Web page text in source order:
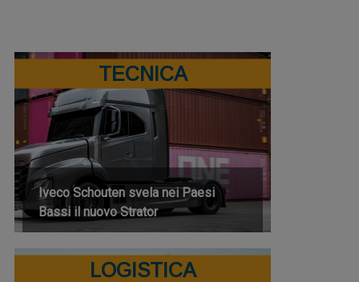
TECNICA
Iveco Schouten svela nei Paesi
Bassi il nuovo Strator
LOGISTICA